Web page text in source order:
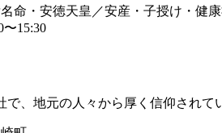
命・安徳天皇／安産・子授け・健
15:30
、地元の人々から厚く信仰され